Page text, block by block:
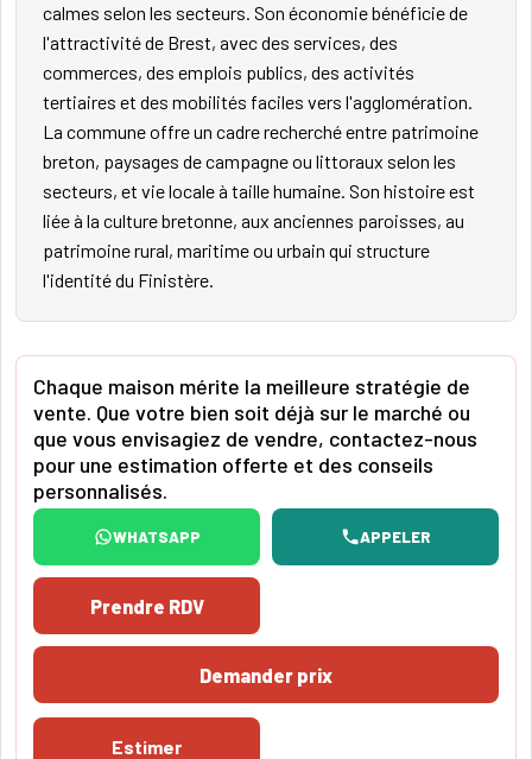
calmes selon les secteurs. Son économie bénéficie de
l'attractivité de Brest, avec des services, des
commerces, des emplois publics, des activités
tertiaires et des mobilités faciles vers l'agglomération.
La commune offre un cadre recherché entre patrimoine
breton, paysages de campagne ou littoraux selon les
secteurs, et vie locale à taille humaine. Son histoire est
liée à la culture bretonne, aux anciennes paroisses, au
patrimoine rural, maritime ou urbain qui structure
l'identité du Finistère.
Chaque maison mérite la meilleure stratégie de
vente. Que votre bien soit déjà sur le marché ou
que vous envisagiez de vendre, contactez-nous
pour une estimation offerte et des conseils
personnalisés.
WHATSAPP APPELER
Prendre RDV
Demander prix
Estimer